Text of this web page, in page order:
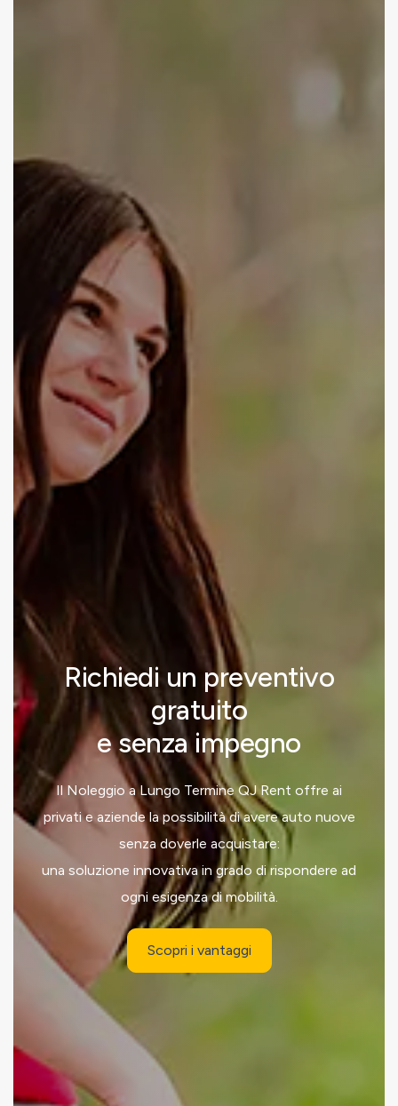
Richiedi un preventivo
gratuito
e senza impegno
Il Noleggio a Lungo Termine QJ Rent offre ai
privati e aziende la possibilità di avere auto nuove
senza doverle acquistare:
una soluzione innovativa in grado di rispondere ad
ogni esigenza di mobilità.
Scopri i vantaggi